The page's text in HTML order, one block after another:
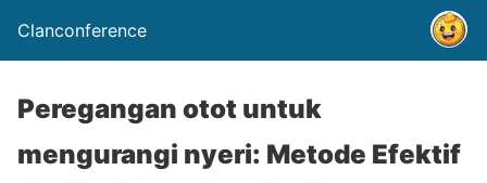
Clanconference
Peregangan otot untuk
mengurangi nyeri: Metode Efektif